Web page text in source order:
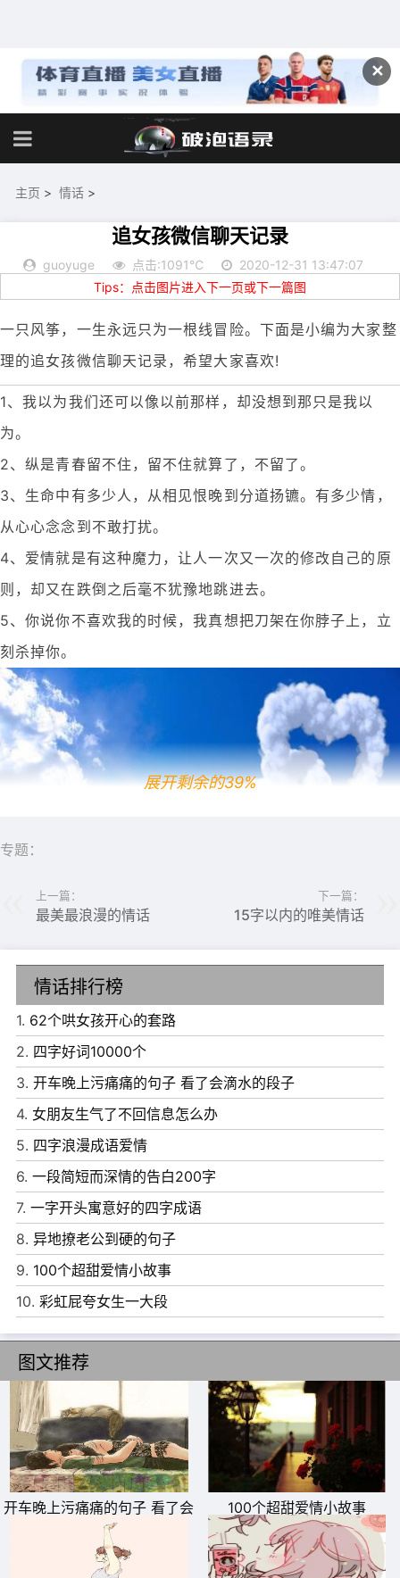
✕
主页 > 情话 >
追女孩微信聊天记录
guoyuge 点击:1091℃
2020-12-31 13:47:07
Tips：点击图片进入下一页或下一篇图
一只风筝，一生永远只为一根线冒险。下面是小编为大家整
理的追女孩微信聊天记录，希望大家喜欢!
1、我以为我们还可以像以前那样，却没想到那只是我以
为。
2、纵是青春留不住，留不住就算了，不留了。
3、生命中有多少人，从相见恨晚到分道扬镳。有多少情，
从心心念念到不敢打扰。
4、爱情就是有这种魔力，让人一次又一次的修改自己的原
则，却又在跌倒之后毫不犹豫地跳进去。
5、你说你不喜欢我的时候，我真想把刀架在你脖子上，立
刻杀掉你。
6、不开心就不要埋的太深啦，坏情绪是会发芽的。
7、让我心碎，你做的比谁都到位。
8、人终归是依靠自己的能力行走的，居安思危，在能力圈
内行动，在舒适圈外学习。
9、哼，我才不要做一个委屈鬼，我要去做别人的小宝贝
了。
10、光活着就很难了，为什么还要我快乐。
11、努力的最大动力，在于你可以选择你想要的生活，而不
是被生活选择。
12、原来你的一举一动，还是可以牵动我的心。
13、时间把一些人带来，又让他们以各种方式离开，大概就
展开剩余的39%
专题：
上一篇：
最美最浪漫的情话
下一篇：
15字以内的唯美情话
情话排行榜
1. 62个哄女孩开心的套路
2. 四字好词10000个
3. 开车晚上污痛痛的句子 看了会滴水的段子
4. 女朋友生气了不回信息怎么办
5. 四字浪漫成语爱情
6. 一段简短而深情的告白200字
7. 一字开头寓意好的四字成语
8. 异地撩老公到硬的句子
9. 100个超甜爱情小故事
10. 彩虹屁夸女生一大段
图文推荐
开车晚上污痛痛的句子 看了会
滴水的段子
100个超甜爱情小故事